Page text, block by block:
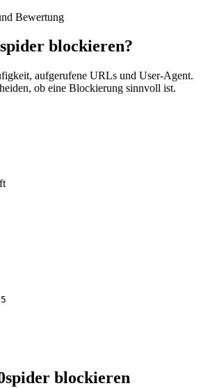
Bewertung
blockieren?
aufgerufene URLs und User-Agent.
ob eine Blockierung sinnvoll ist.
blockieren